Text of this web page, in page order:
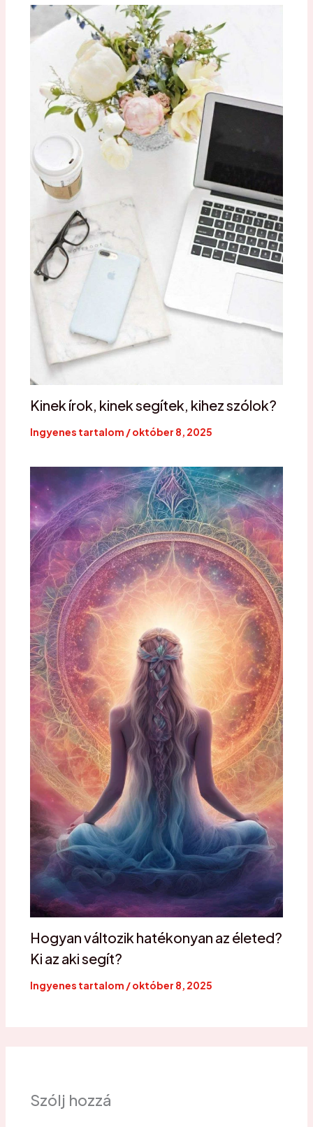
Kinek írok, kinek segítek, kihez szólok?
Ingyenes tartalom /október 8, 2025
Hogyan változik hatékonyan az életed?
Ki az aki segít?
Ingyenes tartalom /október 8, 2025
Szólj hozzá